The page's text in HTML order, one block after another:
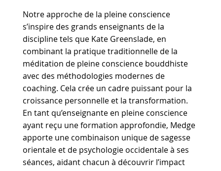
Notre approche de la pleine conscience
s’inspire des grands enseignants de la
discipline tels que Kate Greenslade, en
combinant la pratique traditionnelle de la
méditation de pleine conscience bouddhiste
avec des méthodologies modernes de
coaching. Cela crée un cadre puissant pour la
croissance personnelle et la transformation.
En tant qu’enseignante en pleine conscience
ayant reçu une formation approfondie, Medge
apporte une combinaison unique de sagesse
orientale et de psychologie occidentale à ses
séances, aidant chacun à découvrir l’impact